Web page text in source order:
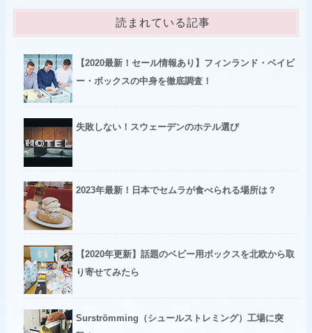
読まれている記事
【2020最新！セール情報あり】フィンランド・ベイビ
ー・ボックスの中身を徹底調査！
失敗しない！スウェーデンのホテル選び
2023年最新！日本でセムラが食べられる場所は？
【2020年更新】話題のベビー用ボックスを北欧から取
り寄せてみたら
Surströmming（シュールストレミング）工場に突